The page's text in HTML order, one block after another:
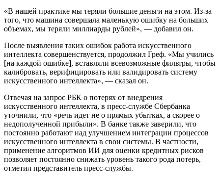
«В нашей практике мы теряли большие деньги на этом. Из-за
того, что машина совершала маленькую ошибку на больших
объемах, мы теряли миллиарды рублей», — добавил он.
После выявления таких ошибок работа искусственного
интеллекта совершенствуется, продолжил Греф. «Мы учились
[на каждой ошибке], вставляли всевозможные фильтры, чтобы
калибровать, верифицировать или валидировать систему
искусственного интеллекта», — сказал он.
Отвечая на запрос РБК о потерях от внедрения
искусственного интеллекта, в пресс-службе Сбербанка
уточнили, что «речь идет не о прямых убытках, а скорее о
недополученной прибыли». В банке также заверили, что
постоянно работают над улучшением интеграции процессов
искусственного интеллекта в свои системы. В частности,
применение алгоритмов ИИ для оценки кредитных рисков
позволяет постоянно снижать уровень такого рода потерь,
отметил представитель пресс-службы.